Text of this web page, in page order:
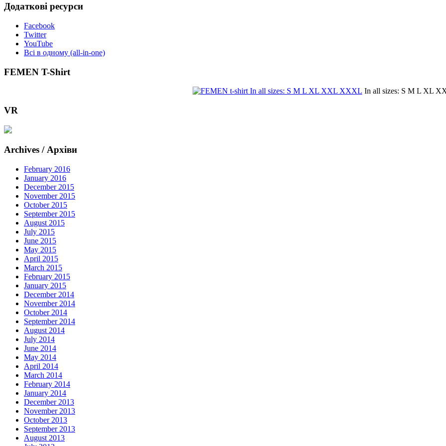
Додаткові ресурси
Facebook
Twitter
YouTube
Всі в одному (all-in-one)
FEMEN T-Shirt
In all sizes: S M L XL
VR
Archives / Архіви
February 2016
January 2016
December 2015
November 2015
October 2015
September 2015
August 2015
July 2015
June 2015
May 2015
April 2015
March 2015
February 2015
January 2015
December 2014
November 2014
October 2014
September 2014
August 2014
July 2014
June 2014
May 2014
April 2014
March 2014
February 2014
January 2014
December 2013
November 2013
October 2013
September 2013
August 2013